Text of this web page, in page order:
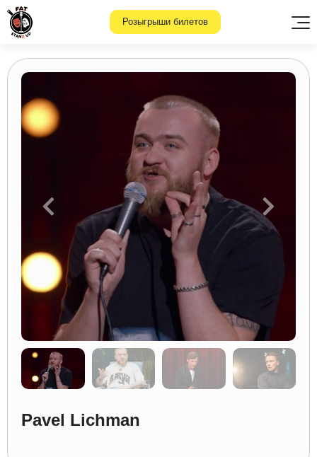
Розыгрыши билетов
Pavel Lichman